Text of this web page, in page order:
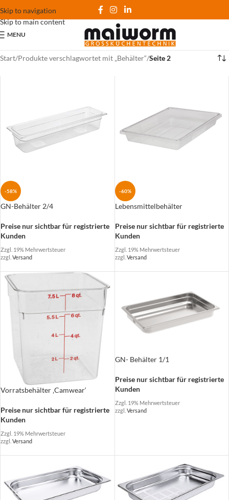
Skip to navigation
Skip to main content
MENU
Start/Produkte verschlagwortet mit „Behälter“/Seite 2
-58%
GN-Behälter 2/4
Preise nur sichtbar für registrierte
Kunden
Zzgl. 19% Mehrwertsteuer
zzgl. Versand
-60%
Lebensmittelbehälter
Preise nur sichtbar für registrierte
Kunden
Zzgl. 19% Mehrwertsteuer
zzgl. Versand
Vorratsbehälter ‚Camwear‘
Preise nur sichtbar für registrierte
Kunden
Zzgl. 19% Mehrwertsteuer
zzgl. Versand
GN- Behälter 1/1
Preise nur sichtbar für registrierte
Kunden
Zzgl. 19% Mehrwertsteuer
zzgl. Versand